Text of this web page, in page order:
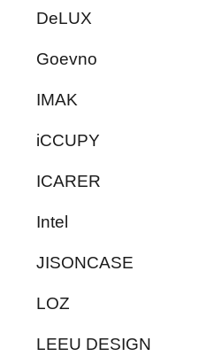
DeLUX
Goevno
IMAK
iCCUPY
ICARER
Intel
JISONCASE
LOZ
LEEU DESIGN